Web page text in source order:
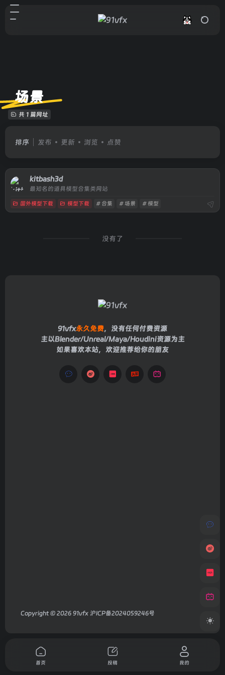
场景
共 1 篇网址
排序 发布 更新 浏览 点赞
kitbash3d
最知名的道具模型合集类网站
国外模型下载 模型下载 # 合集 # 场景 # 模型
没有了
91vfx永久免费，没有任何付费资源
主以Blender/Unreal/Maya/Houdini资源为主
如果喜欢本站，欢迎推荐给你的朋友
Copyright © 2026 91vfx 沪ICP备2024059246号
首页 投稿 我的